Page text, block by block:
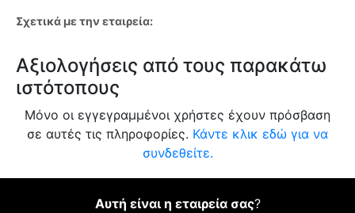
Σχετικά με την εταιρεία:
Αξιολογήσεις από τους παρακάτω
ιστότοπους
Μόνο οι εγγεγραμμένοι χρήστες έχουν πρόσβαση
σε αυτές τις πληροφορίες. Κάντε κλικ εδώ για να
συνδεθείτε.
Αυτή είναι η εταιρεία σας?